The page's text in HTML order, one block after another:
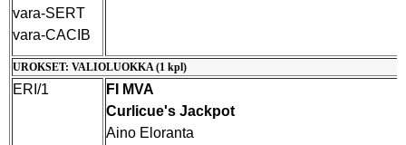
vara-SERT
vara-CACIB
UROKSET: VALIOLUOKKA (1 kpl)
ERI/1
FI MVA
Curlicue's Jackpot
Aino Eloranta